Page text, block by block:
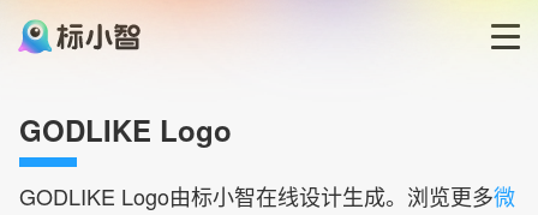
LOGO生成器
GODLIKE Logo
GODLIKE Logo由标小智在线设计生成。浏览更多微